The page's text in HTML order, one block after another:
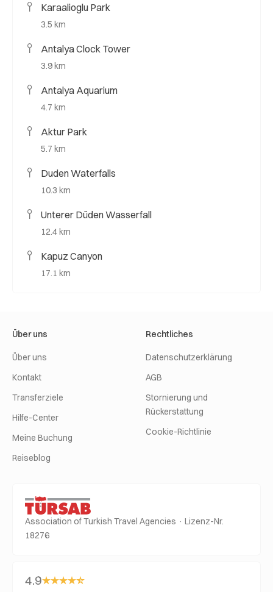
Karaalioglu Park
3.5 km
Antalya Clock Tower
3.9 km
Antalya Aquarium
4.7 km
Aktur Park
5.7 km
Duden Waterfalls
10.3 km
Unterer Düden Wasserfall
12.4 km
Kapuz Canyon
17.1 km
Über uns
Über uns
Kontakt
Transferziele
Hilfe-Center
Meine Buchung
Reiseblog
Rechtliches
Datenschutzerklärung
AGB
Stornierung und
Rückerstattung
Cookie-Richtlinie
Association of Turkish Travel Agencies · Lizenz-Nr.
18276
4.9